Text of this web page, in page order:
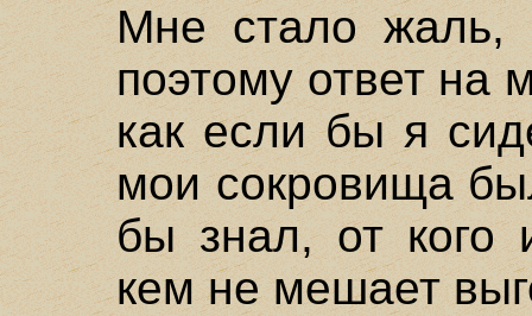
Мне стало жаль,
поэтому ответ на
как если бы я
мои сокровища
бы знал, от кого
кем не мешает